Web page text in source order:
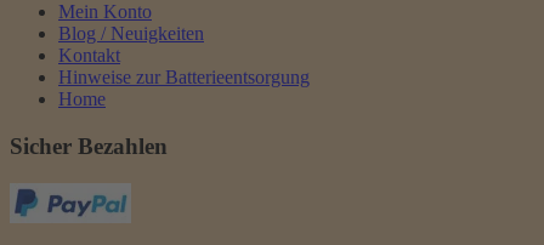
Mein Konto
Blog / Neuigkeiten
Kontakt
Hinweise zur Batterieentsorgung
Home
Sicher Bezahlen